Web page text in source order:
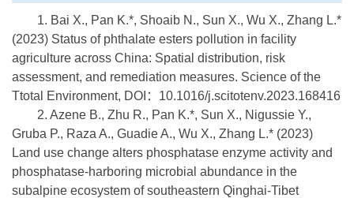
1. Bai X., Pan K.*, Shoaib N., Sun X., Wu X., Zhang L.*
(2023) Status of phthalate esters pollution in facility
agriculture across China: Spatial distribution, risk
assessment, and remediation measures. Science of the
Ttotal Environment, DOI：10.1016/j.scitotenv.2023.168416
2. Azene B., Zhu R., Pan K.*, Sun X., Nigussie Y.,
Gruba P., Raza A., Guadie A., Wu X., Zhang L.* (2023)
Land use change alters phosphatase enzyme activity and
phosphatase-harboring microbial abundance in the
subalpine ecosystem of southeastern Qinghai-Tibet